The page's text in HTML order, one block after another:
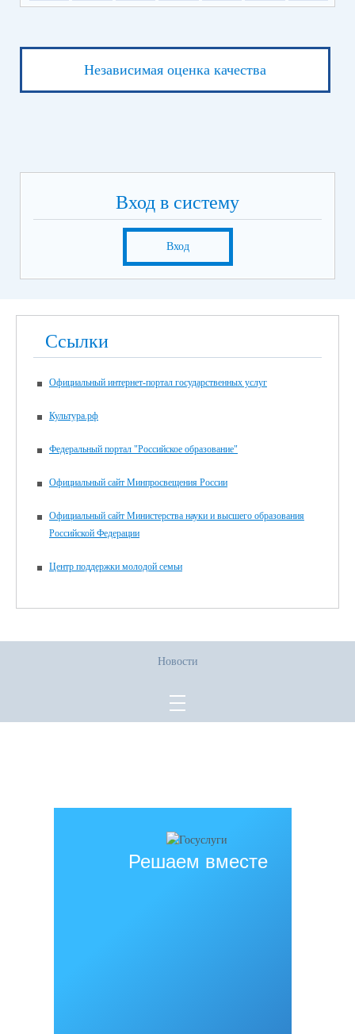
Независимая оценка качества
Вход в систему
Вход
Ссылки
Официальный интернет-портал государственных услуг
Культура.рф
Федеральный портал "Российское образование"
Официальный сайт Минпросвещения России
Официальный сайт Министерства науки и высшего образования
Российской Федерации
Центр поддержки молодой семьи
Новости
Решаем вместе